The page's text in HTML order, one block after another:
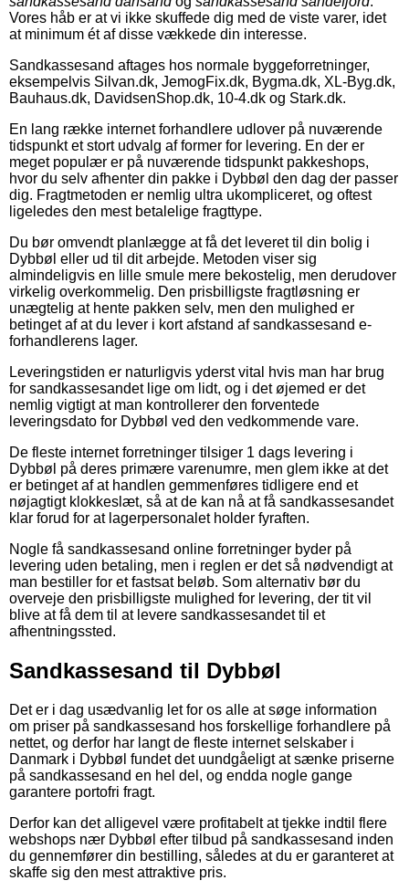
Vores håb er at vi ikke skuffede dig med de viste varer, idet
at minimum ét af disse vækkede din interesse.
Sandkassesand aftages hos normale byggeforretninger,
eksempelvis Silvan.dk, JemogFix.dk, Bygma.dk, XL-Byg.dk,
Bauhaus.dk, DavidsenShop.dk, 10-4.dk og Stark.dk.
En lang række internet forhandlere udlover på nuværende
tidspunkt et stort udvalg af former for levering. En der er
meget populær er på nuværende tidspunkt pakkeshops,
hvor du selv afhenter din pakke i Dybbøl den dag der passer
dig. Fragtmetoden er nemlig ultra ukompliceret, og oftest
ligeledes den mest betalelige fragttype.
Du bør omvendt planlægge at få det leveret til din bolig i
Dybbøl eller ud til dit arbejde. Metoden viser sig
almindeligvis en lille smule mere bekostelig, men derudover
virkelig overkommelig. Den prisbilligste fragtløsning er
unægtelig at hente pakken selv, men den mulighed er
betinget af at du lever i kort afstand af sandkassesand e-
forhandlerens lager.
Leveringstiden er naturligvis yderst vital hvis man har brug
for sandkassesandet lige om lidt, og i det øjemed er det
nemlig vigtigt at man kontrollerer den forventede
leveringsdato for Dybbøl ved den vedkommende vare.
De fleste internet forretninger tilsiger 1 dags levering i
Dybbøl på deres primære varenumre, men glem ikke at det
er betinget af at handlen gemmenføres tidligere end et
nøjagtigt klokkeslæt, så at de kan nå at få sandkassesandet
klar forud for at lagerpersonalet holder fyraften.
Nogle få sandkassesand online forretninger byder på
levering uden betaling, men i reglen er det så nødvendigt at
man bestiller for et fastsat beløb. Som alternativ bør du
overveje den prisbilligste mulighed for levering, der tit vil
blive at få dem til at levere sandkassesandet til et
afhentningssted.
Sandkassesand til Dybbøl
Det er i dag usædvanlig let for os alle at søge information
om priser på sandkassesand hos forskellige forhandlere på
nettet, og derfor har langt de fleste internet selskaber i
Danmark i Dybbøl fundet det uundgåeligt at sænke priserne
på sandkassesand en hel del, og endda nogle gange
garantere portofri fragt.
Derfor kan det alligevel være profitabelt at tjekke indtil flere
webshops nær Dybbøl efter tilbud på sandkassesand inden
du gennemfører din bestilling, således at du er garanteret at
skaffe sig den mest attraktive pris.